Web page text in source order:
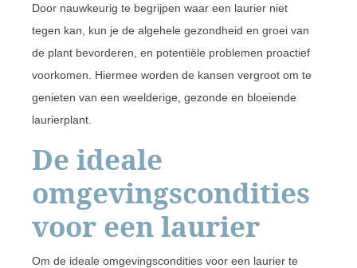
Door nauwkeurig te begrijpen waar een laurier niet
tegen kan, kun je de algehele gezondheid en groei van
de plant bevorderen, en potentiële problemen proactief
voorkomen. Hiermee worden de kansen vergroot om te
genieten van een weelderige, gezonde en bloeiende
laurierplant.
De ideale
omgevingscondities
voor een laurier
Om de ideale omgevingscondities voor een laurier te